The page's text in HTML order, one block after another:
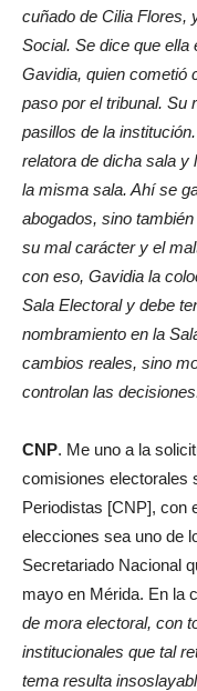
cuñado de Cilia Flores,
Social. Se dice que
Gavidia, quien cometió
paso por el tribunal. Su
pasillos de la
relatora de dicha sala y
la misma sala. Ahí se
abogados, sino
su mal carácter y el
con eso, Gavidia la
Sala Electoral y debe
nombramiento en la
cambios reales, sino
controlan las
CNP. Me uno a la
comisiones electorales
Periodistas [CNP], con
elecciones sea uno de
Secretariado Nacional
mayo en Mérida. En la
de mora electoral, con
institucionales que tal
tema resulta